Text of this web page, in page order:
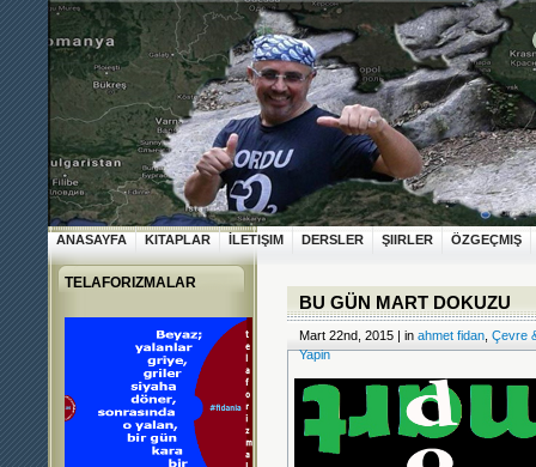
ANASAYFA KITAPLAR İLETIŞIM DERSLER ŞIIRLER ÖZGEÇMIŞ
TELAFORIZMALAR
BU GÜN MART DOKUZU
Mart 22nd, 2015 | in ahmet fidan Çevre
Yapin